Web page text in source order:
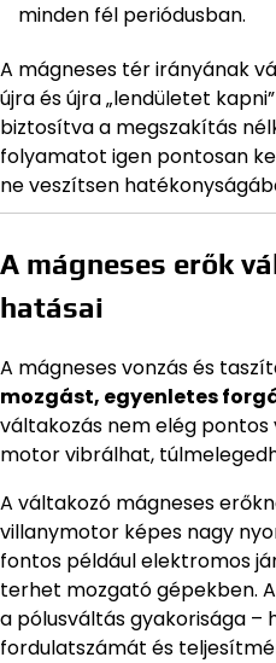
minden fél periódusban.
A mágneses tér irányának
újra és újra „lendületet
biztosítva a megszakítás
folyamatot igen pontosan
ne veszítsen
A mágneses erők
hatásai
A mágneses vonzás és
mozgást, egyenletes
váltakozás nem elég pontos
motor vibrálhat,
A váltakozó mágneses
villanymotor képes nagy
fontos például elektromos
terhet mozgató gépekben.
a pólusváltás gyakorisága
fordulatszámát és